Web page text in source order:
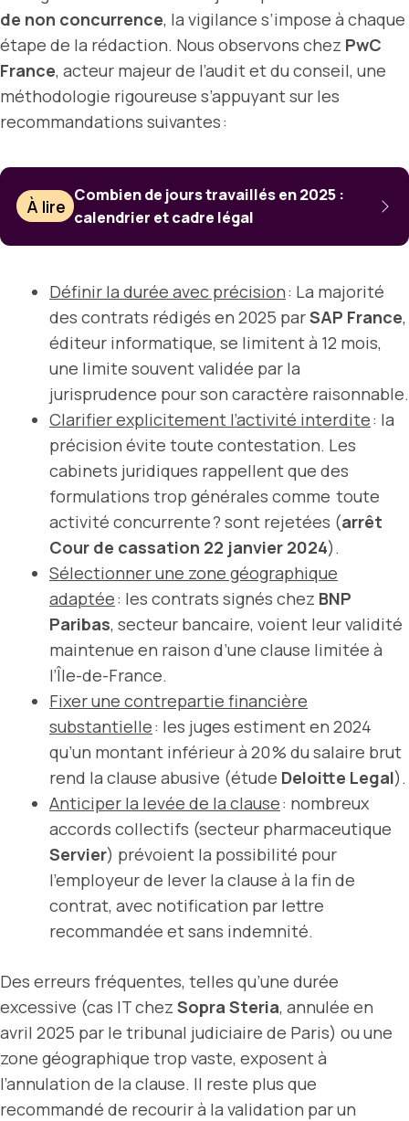
de non concurrence, la vigilance s’impose à chaque
étape de la rédaction. Nous observons chez PwC
France, acteur majeur de l’audit et du conseil, une
méthodologie rigoureuse s’appuyant sur les
recommandations suivantes :
À lire
Combien de jours travaillés en 2025 :
calendrier et cadre légal
Définir la durée avec précision: La majorité
des contrats rédigés en 2025 parSAP France,
éditeur informatique, se limitent à 12 mois,
une limite souvent validée par la
jurisprudence pour son caractère raisonnable.
Clarifier explicitement l’activité interdite: la
précision évite toute contestation. Les
cabinets juridiques rappellent que des
formulations trop générales comme toute
activité concurrente ? sont rejetées (arrêt
Cour de cassation 22 janvier 2024).
Sélectionner une zone géographique
adaptée: les contrats signés chez BNP
Paribas, secteur bancaire, voient leur validité
maintenue en raison d’une clause limitée à
l’Île-de-France.
Fixer une contrepartie financière
substantielle: les juges estiment en 2024
qu’un montant inférieur à 20 % du salaire brut
rend la clause abusive (étude Deloitte Legal).
Anticiper la levée de la clause: nombreux
accords collectifs (secteur pharmaceutique
Servier) prévoient la possibilité pour
l’employeur de lever la clause à la fin de
contrat, avec notification par lettre
recommandée et sans indemnité.
Des erreurs fréquentes, telles qu’une durée
excessive (cas IT chez Sopra Steria, annulée en
avril 2025 par le tribunal judiciaire de Paris) ou une
zone géographique trop vaste, exposent à
l’annulation de la clause. Il reste plus que
recommandé de recourir à la validation par un